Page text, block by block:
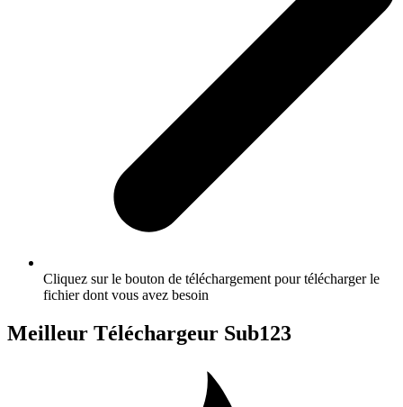
Cliquez sur le bouton de téléchargement pour télécharger le
fichier dont vous avez besoin
Meilleur Téléchargeur Sub123